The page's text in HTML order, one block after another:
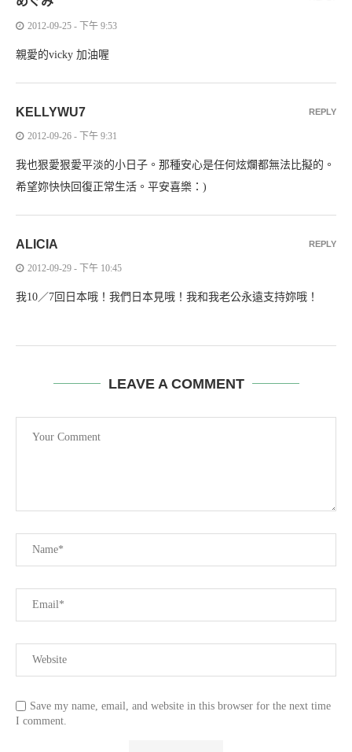
2012-09-25 - 下午 9:53
親愛的vicky 加油喔
KELLYWU7
2012-09-26 - 下午 9:31
我也狠愛狠愛平淡的小日子。那種安心是任何炫爛都無法比擬的。
希望妳快快回復正常生活。平安喜樂：)
REPLY
ALICIA
2012-09-29 - 下午 10:45
我10／7回日本哦！我們日本見哦！我和我老公永遠支持妳哦！
REPLY
LEAVE A COMMENT
Save my name, email, and website in this browser for the next time
I comment.